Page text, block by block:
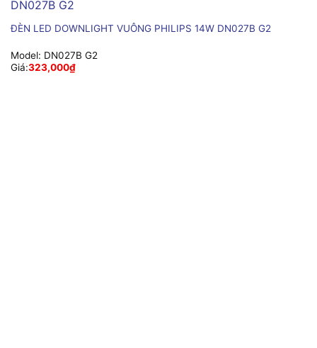
ĐÈN LED DOWNLIGHT VUÔNG PHILIPS 14W DN027B G2
Model: DN027B G2
Giá:323,000₫